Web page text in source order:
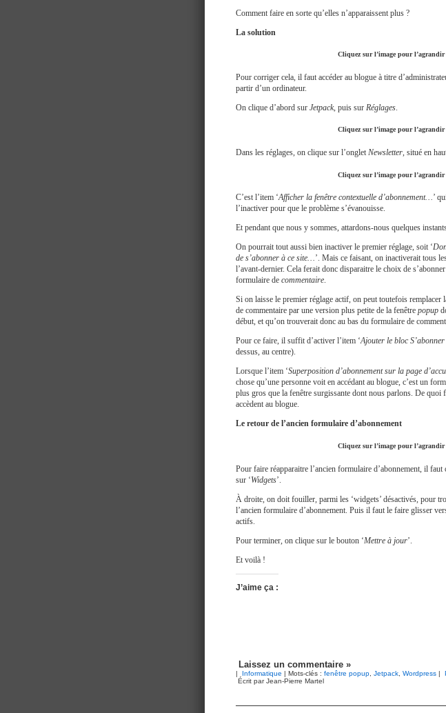
Comment faire en sorte qu’elles n’apparaissent plus ?
La solution
Cliquez sur l’image pour l’agrandir
Pour corriger cela, il faut accéder au blogue à titre
partir d’un ordinateur.
On clique d’abord sur Jetpack, puis sur Réglages
Cliquez sur l’image pour l’agrandir
Dans les réglages, on clique sur l’onglet Newsletter, situé en
Cliquez sur l’image pour l’agrandir
C’est l’item ‘Afficher la fenêtre contextuelle d’abonnement…’
l’inactiver pour que le problème s’évanouisse.
Et pendant que nous y sommes, attardons-nous quelques
On pourrait tout aussi bien inactiver le premier réglage, soit ‘
de s’abonner à ce site…’. Mais ce faisant, on inactiverait tous
l’avant-dernier. Cela ferait donc disparaitre le choix de
formulaire de commentaire.
Si on laisse le premier réglage actif, on peut toutefois remplacer
de commentaire par une version plus petite de la fenêtre popup
début, et qu’on trouverait donc au bas du formulaire de
Pour ce faire, il suffit d’activer l’item ‘Ajouter le bloc
dessus, au centre).
Lorsque l’item ‘Superposition d’abonnement sur la page
chose qu’une personne voit en accédant au blogue, c’est un
plus gros que la fenêtre surgissante dont nous parlons. De quoi
accèdent au blogue.
Le retour de l’ancien formulaire d’abonnement
Cliquez sur l’image pour l’agrandir
Pour faire réapparaitre l’ancien formulaire d’abonnement, il faut
sur ‘Widgets’.
À droite, on doit fouiller, parmi les ‘widgets’ désactivés, pour
l’ancien formulaire d’abonnement. Puis il faut le faire glisser
actifs.
Pour terminer, on clique sur le bouton ‘Mettre à jour’.
Et voilà !
J’aime ça :
Laissez un commentaire »
| Informatique | Mots-clés : fenêtre popup Jetpack Wordpress |
Écrit par Jean-Pierre Martel